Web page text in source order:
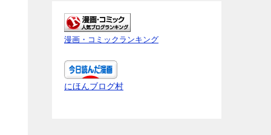
内
容
を
知
り
た
漫画・コミックランキング
にほんブログ村